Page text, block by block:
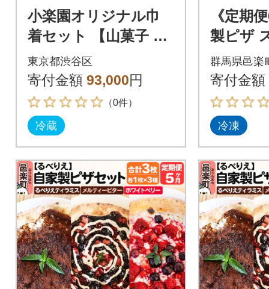
小楽園オリジナル巾
着セット 【山菓子 青
富士(春)/YAMAGASHI
巾着バッグ】【19601
9】
東京都渋谷区
寄付金額 93,000円
（0件）
冷蔵
《定期
製ピザ
種セッ
09_rbr-
群馬県邑楽
寄付金額
冷凍